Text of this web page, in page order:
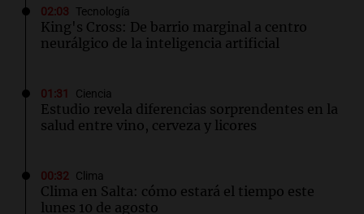
02:03 Tecnología
King's Cross: De barrio marginal a centro
neurálgico de la inteligencia artificial
01:31 Ciencia
Estudio revela diferencias sorprendentes en la
salud entre vino, cerveza y licores
00:32 Clima
Clima en Salta: cómo estará el tiempo este
lunes 10 de agosto